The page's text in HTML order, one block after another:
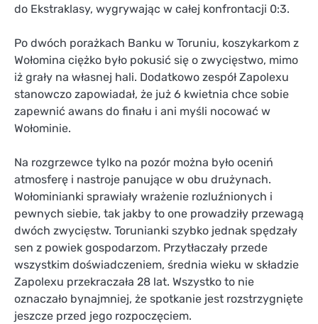
do Ekstraklasy, wygrywając w całej konfrontacji 0:3.
Po dwóch porażkach Banku w Toruniu, koszykarkom z
Wołomina ciężko było pokusić się o zwycięstwo, mimo
iż grały na własnej hali. Dodatkowo zespół Zapolexu
stanowczo zapowiadał, że już 6 kwietnia chce sobie
zapewnić awans do finału i ani myśli nocować w
Wołominie.
Na rozgrzewce tylko na pozór można było oceniń
atmosferę i nastroje panujące w obu drużynach.
Wołominianki sprawiały wrażenie rozluźnionych i
pewnych siebie, tak jakby to one prowadziły przewagą
dwóch zwycięstw. Torunianki szybko jednak spędzały
sen z powiek gospodarzom. Przytłaczały przede
wszystkim doświadczeniem, średnia wieku w składzie
Zapolexu przekraczała 28 lat. Wszystko to nie
oznaczało bynajmniej, że spotkanie jest rozstrzygnięte
jeszcze przed jego rozpoczęciem.